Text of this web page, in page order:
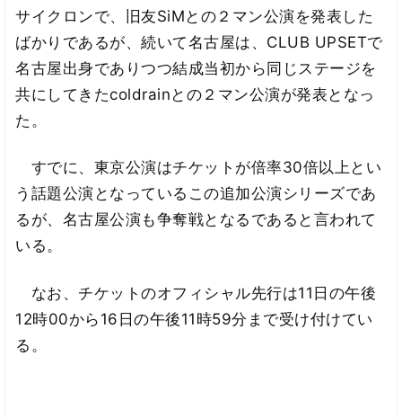
サイクロンで、旧友SiMとの２マン公演を発表した
ばかりであるが、続いて名古屋は、CLUB UPSETで
名古屋出身でありつつ結成当初から同じステージを
共にしてきたcoldrainとの２マン公演が発表となっ
た。
すでに、東京公演はチケットが倍率30倍以上とい
う話題公演となっているこの追加公演シリーズであ
るが、名古屋公演も争奪戦となるであると言われて
いる。
なお、チケットのオフィシャル先行は11日の午後
12時00から16日の午後11時59分まで受け付けてい
る。